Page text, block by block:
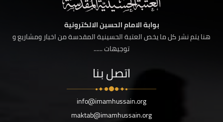
بوابة الامام الحسين الالكترونية
هنا يتم نشر كل ما يخص العتبة الحسينية المقدسة من اخبار ومشاريع و
توجيهات ......
اتصل بنا
info@imamhussain.org
maktab@imamhussain.org